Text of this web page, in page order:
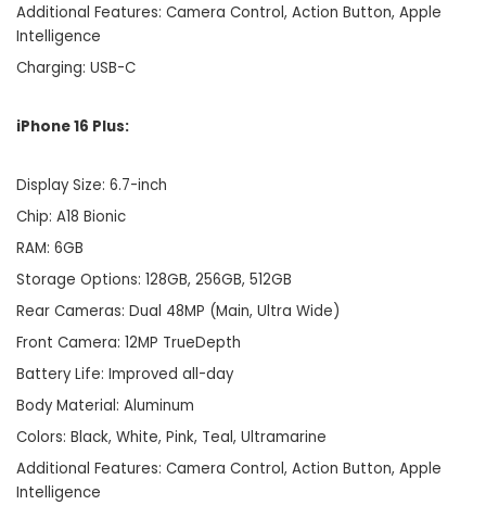
Additional Features: Camera Control, Action Button, Apple
Intelligence
Charging: USB-C
iPhone 16 Plus:
Display Size: 6.7-inch
Chip: A18 Bionic
RAM: 6GB
Storage Options: 128GB, 256GB, 512GB
Rear Cameras: Dual 48MP (Main, Ultra Wide)
Front Camera: 12MP TrueDepth
Battery Life: Improved all-day
Body Material: Aluminum
Colors: Black, White, Pink, Teal, Ultramarine
Additional Features: Camera Control, Action Button, Apple
Intelligence